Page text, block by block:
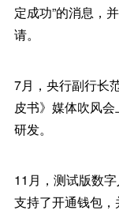
定成功”的消息，
请。
7月，央行副行长
皮书》媒体吹风
研发。
11月，测试版数
支持了开通钱包，